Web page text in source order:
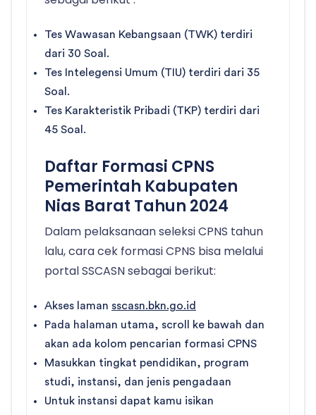
Tes Wawasan Kebangsaan (TWK) terdiri
dari 30 Soal.
Tes Intelegensi Umum (TIU) terdiri dari 35
Soal.
Tes Karakteristik Pribadi (TKP) terdiri dari
45 Soal.
Daftar Formasi CPNS
Pemerintah Kabupaten
Nias Barat Tahun 2024
Dalam pelaksanaan seleksi CPNS tahun
lalu, cara cek formasi CPNS bisa melalui
portal SSCASN sebagai berikut:
Akses laman sscasn.bkn.go.id
Pada halaman utama, scroll ke bawah dan
akan ada kolom pencarian formasi CPNS
Masukkan tingkat pendidikan, program
studi, instansi, dan jenis pengadaan
Untuk instansi dapat kamu isikan